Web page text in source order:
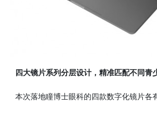
四大镜片系列分层设计，精准匹配不同青
本次落地瞳博士眼科的四款数字化镜片各